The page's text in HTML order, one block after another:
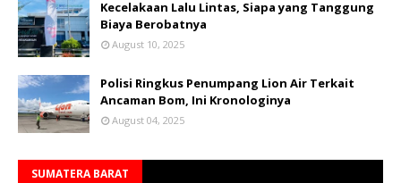
Kecelakaan Lalu Lintas, Siapa yang Tanggung
Biaya Berobatnya
August 10, 2025
Polisi Ringkus Penumpang Lion Air Terkait
Ancaman Bom, Ini Kronologinya
August 04, 2025
SUMATERA BARAT